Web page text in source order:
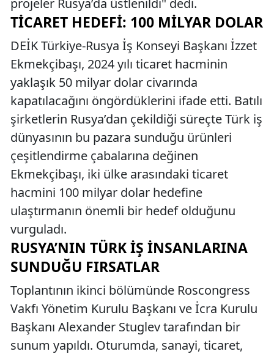
TICARET HEDEFI: 100 MILYAR DOLAR
DEİK Türkiye-Rusya İş Konseyi Başkanı İzzet
Ekmekçibaşı, 2024 yılı ticaret hacminin
yaklaşık 50 milyar dolar civarında
kapatılacağını öngördüklerini ifade etti. Batılı
şirketlerin Rusya’dan çekildiği süreçte Türk iş
dünyasının bu pazara sunduğu ürünleri
çeşitlendirme çabalarına değinen
Ekmekçibaşı, iki ülke arasındaki ticaret
hacmini 100 milyar dolar hedefine
ulaştırmanın önemli bir hedef olduğunu
vurguladı.
RUSYA’NIN TÜRK İŞ İNSANLARINA
SUNDUĞU FIRSATLAR
Toplantının ikinci bölümünde Roscongress
Vakfı Yönetim Kurulu Başkanı ve İcra Kurulu
Başkanı Alexander Stuglev tarafından bir
sunum yapıldı. Oturumda, sanayi, ticaret,